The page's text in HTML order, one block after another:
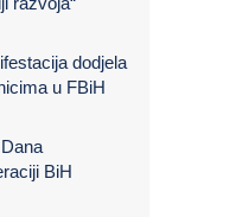
dodjela
u FBiH
BiH